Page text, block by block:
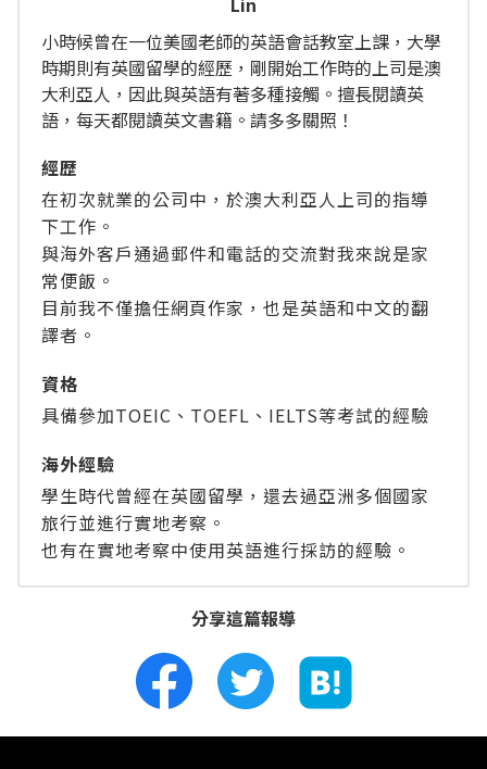
小時候曾在一位美國老師的英語會話教室上課，大學
時期則有英國留學的經歷，剛開始工作時的上司是澳
大利亞人，因此與英語有著多種接觸。擅長閱讀英
語，每天都閱讀英文書籍。請多多關照！
經歴
在初次就業的公司中，於澳大利亞人上司的指導
下工作。
與海外客戶通過郵件和電話的交流對我來說是家
常便飯。
目前我不僅擔任網頁作家，也是英語和中文的翻
譯者。
資格
具備參加TOEIC、TOEFL、IELTS等考試的經驗
海外經驗
學生時代曾經在英國留學，還去過亞洲多個國家
旅行並進行實地考察。
也有在實地考察中使用英語進行採訪的經驗。
分享這篇報導